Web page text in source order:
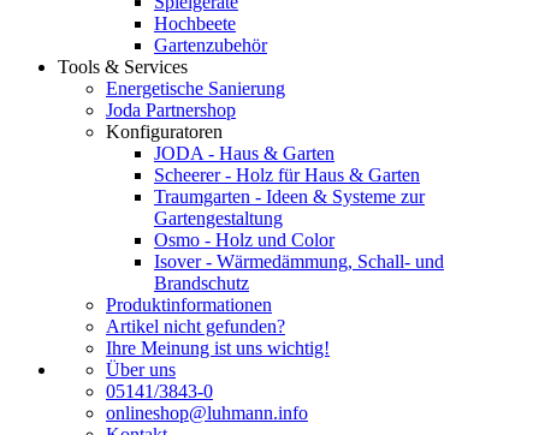
Hochbeete
Gartenzubehör
Tools & Services
Energetische Sanierung
Joda Partnershop
Konfiguratoren
JODA - Haus & Garten
Scheerer - Holz für Haus & Garten
Traumgarten - Ideen & Systeme zur
Gartengestaltung
Osmo - Holz und Color
Isover - Wärmedämmung, Schall- und
Brandschutz
Produktinformationen
Artikel nicht gefunden?
Ihre Meinung ist uns wichtig!
Über uns
05141/3843-0
onlineshop@luhmann.info